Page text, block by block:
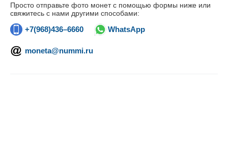
Просто отправьте фото монет с помощью формы ниже или
свяжитесь с нами другими способами:
+7(968)436–6660 WhatsApp
moneta@nummi.ru